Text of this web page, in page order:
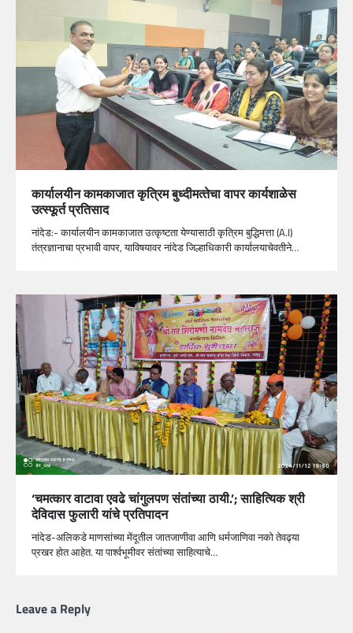
कार्यालयीन कामकाजात कृत्रिम बुध्‍दीमत्‍तेचा वापर कार्यशाळेस
उत्‍स्‍फूर्त प्रतिसाद
नांदेड:- कार्यालयीन कामकाजात उत्‍कृष्‍टता येण्‍यासाठी कृत्रिम बुद्धिमत्ता (A.I)
तंत्रज्ञानाचा प्रभावी वापर, याविषयावर नांदेड जिल्हाधिकारी कार्यालयाचेवतीने…
‘चमत्कार वाटावा एवढे चांगुलपण संतांच्या ठायी.’; साहित्यिक श्री
देविदास फुलारी यांचे प्रतिपादन
नांदेड-अलिकडे माणसांच्या मेंदूतील जातजाणीवा आणि धर्मजाणिवा नको तेवढ्या
प्रखर होत आहेत. या पार्श्वभूमीवर संतांच्या साहित्याचे…
Leave a Reply